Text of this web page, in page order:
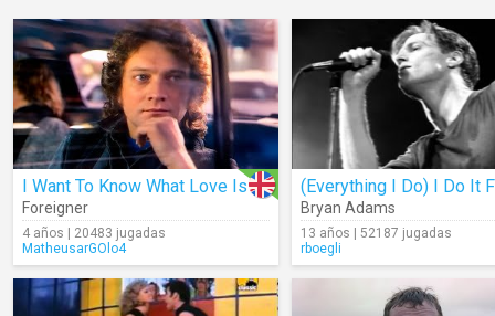
I Want To Know What Love Is
Foreigner
4 años | 20483 jugadas
MatheusarGOlo4
Bryan Adams
13 años | 52187 jugadas
rboegli